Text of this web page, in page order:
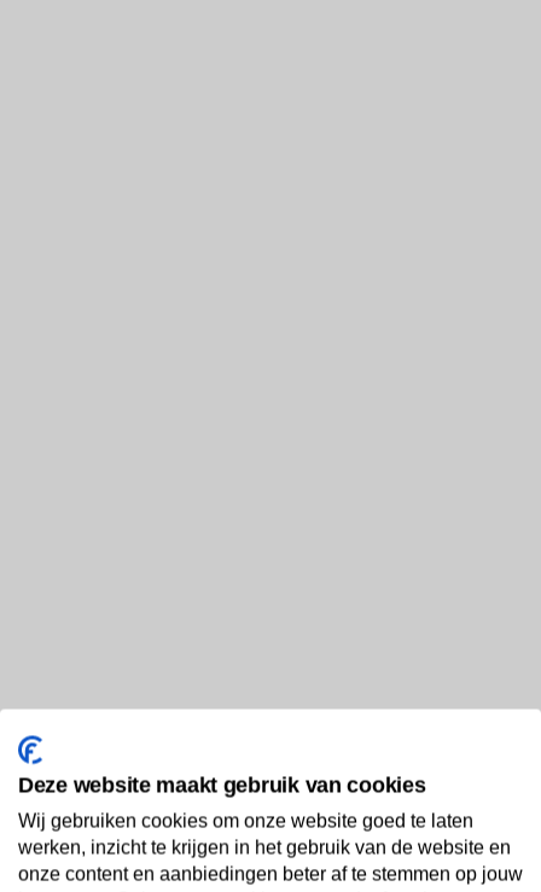
Deze website maakt gebruik van cookies
Wij gebruiken cookies om onze website goed te laten
werken, inzicht te krijgen in het gebruik van de website en
onze content en aanbiedingen beter af te stemmen op jouw